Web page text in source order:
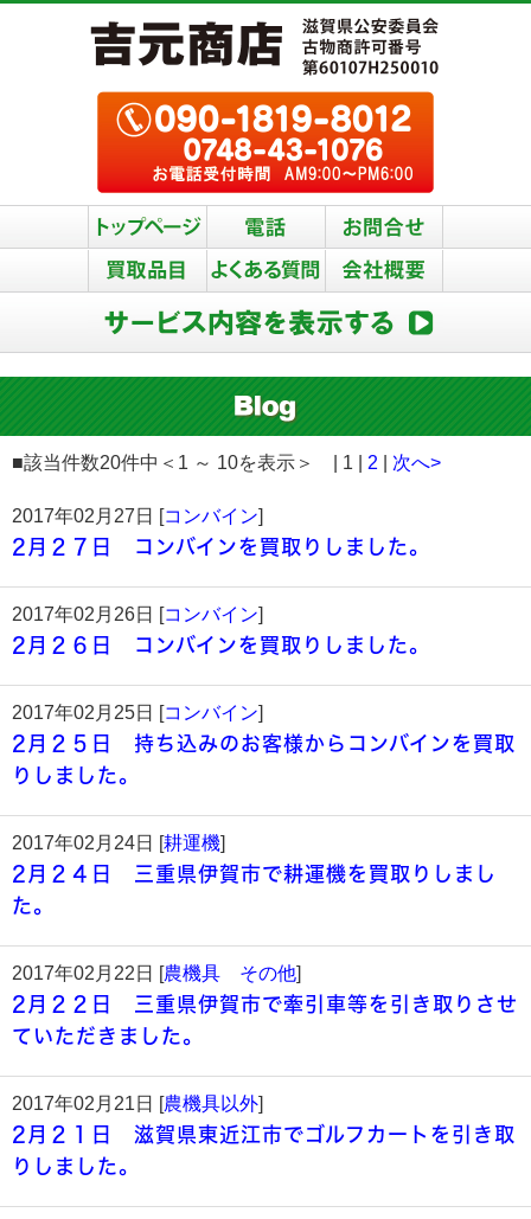
■該当件数20件中＜1 ～ 10を表示＞ | 1 | 2 次へ>
2017年02月27日 [コンバイン]
2月２７日 コンバインを買取りしました。
2017年02月26日 [コンバイン]
2月２６日 コンバインを買取りしました。
2017年02月25日 [コンバイン]
2月２５日 持ち込みのお客様からコンバインを買取
りしました。
2017年02月24日 [耕運機]
2月２４日 三重県伊賀市で耕運機を買取りしまし
た。
2017年02月22日 [農機具 その他]
2月２２日 三重県伊賀市で牽引車等を引き取りさせ
ていただきました。
2017年02月21日 [農機具以外]
2月２１日 滋賀県東近江市でゴルフカートを引き取
りしました。